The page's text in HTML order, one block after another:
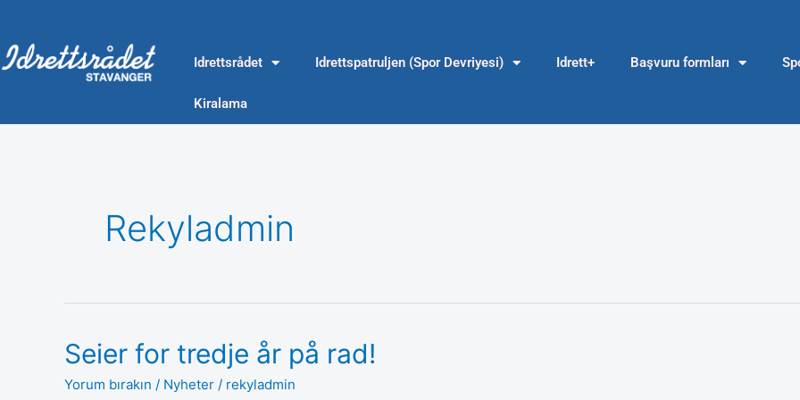
Idrettsrådet Idrettspatruljen (Spor Devriyesi) Idrett+ Başvuru formları
Kiralama
Rekyladmin
Seier for tredje år på rad!
Yorum bırakın / Nyheter / rekyladmin
Seier
for
tredje